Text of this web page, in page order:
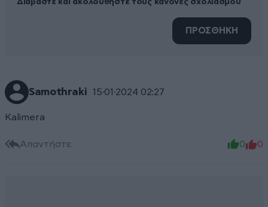
Διαβάστε και ακολουθήστε τους κανόνες σχολιασμού
ΠΡΟΣΘΗΚΗ
Samothraki 15·01·2024 02:27
Kalimera
Απαντήστε 0 0